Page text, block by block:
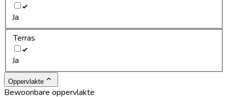
Ja
Terras
Ja
Oppervlakte
Bewoonbare oppervlakte